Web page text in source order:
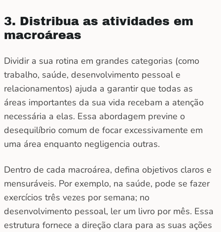
3. Distribua as atividades em
macroáreas
Dividir a sua rotina em grandes categorias (como
trabalho, saúde, desenvolvimento pessoal e
relacionamentos) ajuda a garantir que todas as
áreas importantes da sua vida recebam a atenção
necessária a elas. Essa abordagem previne o
desequilíbrio comum de focar excessivamente em
uma área enquanto negligencia outras.
Dentro de cada macroárea, defina objetivos claros e
mensuráveis. Por exemplo, na saúde, pode se fazer
exercícios três vezes por semana; no
desenvolvimento pessoal, ler um livro por mês. Essa
estrutura fornece a direção clara para as suas ações